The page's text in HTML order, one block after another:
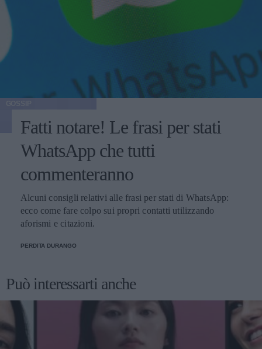
Fatti notare! Le frasi per stati
WhatsApp che tutti
commenteranno
Alcuni consigli relativi alle frasi per stati di WhatsApp:
ecco come fare colpo sui propri contatti utilizzando
aforismi e citazioni.
PERDITA DURANGO
Può interessarti anche